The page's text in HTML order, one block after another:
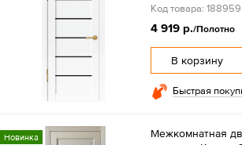
Код товара: 188959
4 919 р./Полотно
В корзину
Быстрая
Новинка
Межкомнатная